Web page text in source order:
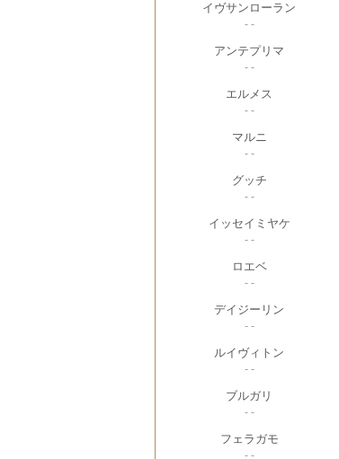
イヴサンローラン
- -
アンテプリマ
- -
エルメス
- -
マルニ
- -
グッチ
- -
イッセイミヤケ
- -
ロエベ
- -
デイジーリン
- -
ルイヴィトン
- -
ブルガリ
- -
フェラガモ
- -